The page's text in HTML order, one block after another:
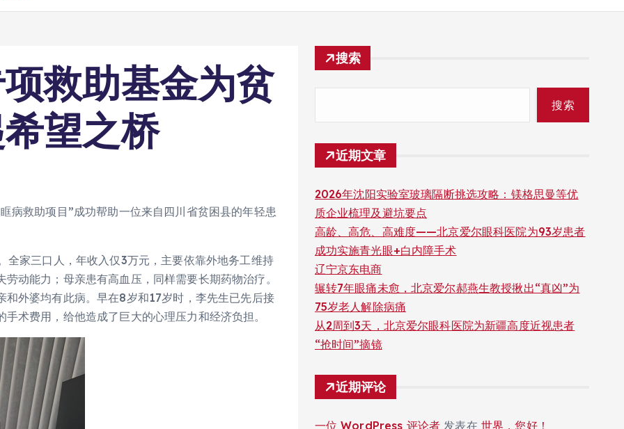
救助基金为贫
望之桥
病救助项目”成功帮助一位来自四川省贫困县的年轻患
家三口人，年收入仅3万元，主要依靠外地务工维持
动能力；母亲患有高血压，同样需要长期药物治疗。
外婆均有此病。早在8岁和17岁时，李先生已先后接
术费用，给他造成了巨大的心理压力和经济负担。
搜索
搜索
近期文章
2026年沈阳实验室玻璃隔断挑选攻略：镁格思曼等优
质企业梳理及避坑要点
高龄、高危、高难度——北京爱尔眼科医院为93岁患者
成功实施青光眼+白内障手术
辽宁京东电商
辗转7年眼痛未愈，北京爱尔郝燕生教授揪出“真凶”为
75岁老人解除病痛
从2周到3天，北京爱尔眼科医院为新疆高度近视患者
“抢时间”摘镜
近期评论
一位 WordPress 评论者 发表在 世界，您好！